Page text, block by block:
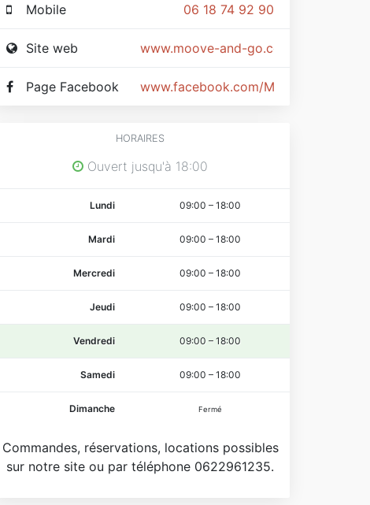
06 18 74 92 90
Mobile
www.moove-and-go.com
Site web
www.facebook.com/MooveAndGo
Page Facebook
HORAIRES
Ouvert jusqu'à 18:00
Lundi 09:00 – 18:00
Mardi 09:00 – 18:00
Mercredi 09:00 – 18:00
Jeudi 09:00 – 18:00
Vendredi 09:00 – 18:00
Samedi 09:00 – 18:00
Dimanche Fermé
Commandes, réservations, locations possibles
sur notre site ou par téléphone 0622961235.